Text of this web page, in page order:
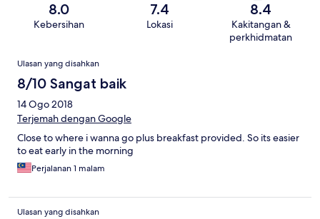
8.0
Kebersihan
7.4
Lokasi
8.4
Kakitangan &
perkhidmatan
Ulasan
Ulasan yang disahkan
8/10 Sangat baik
14 Ogo 2018
Terjemah dengan Google
Close to where i wanna go plus breakfast provided. So its easier
to eat early in the morning
Perjalanan 1 malam
Ulasan yang disahkan